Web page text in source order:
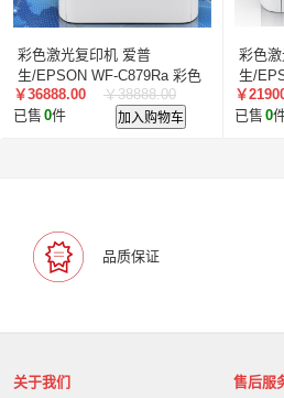
光阵/LiteArray
丰
奥兰德
博思得/
智汇星
航天柏克
美松达/MAXOUND
彩色激光复印机 爱普
生/EPSON WF-C879Ra 彩色
单纸盒
￥36888.00
￥38888.00
已售 0件 加入购物车
彩色
生/
双纸盒
￥
已售 0
品质保证
关于我们
售后服